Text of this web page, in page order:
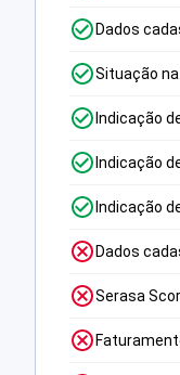
Dados
Situação
Indicação
Indicação
Indicação
Dados
Serasa